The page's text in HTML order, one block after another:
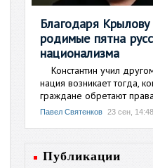
Благодаря Крылову
родимые пятна
национализма
Константин учил
нация возникает тогда,
граждане обретают
Павел Святенков 23 сен, 14:48
Публикации